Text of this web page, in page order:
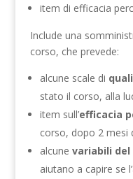
item di efficacia
Include una
corso, che prevede:
alcune scale di
stato il corso, alla
item sull’efficacia
corso, dopo 2 mesi
alcune variabili
aiutano a capire se